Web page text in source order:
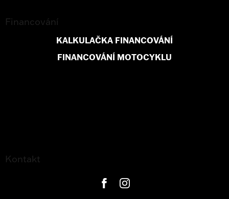
Kontakt
Financování
KALKULAČKA FINANCOVÁNÍ
FINANCOVÁNÍ MOTOCYKLU